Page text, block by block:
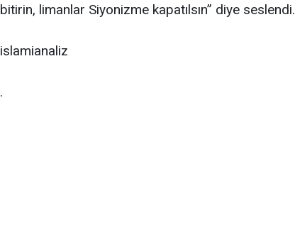
bitirin, limanlar Siyonizme kapatılsın” diye seslendi.
islamianaliz
.